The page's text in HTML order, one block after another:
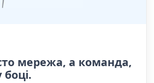
мережа, а команда,